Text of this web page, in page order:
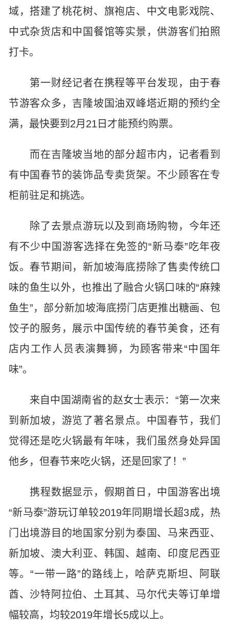
域，搭建了桃花树、旗袍店、中文电影戏院、
中式杂货店和中国餐馆等实景，供游客们拍照
打卡。
第一财经记者在携程等平台发现，由于春
节游客众多，吉隆坡国油双峰塔近期的预约全
满，最快要到2月21日才能预约购票。
而在吉隆坡当地的部分超市内，记者看到
有中国春节的装饰品专卖货架。不少顾客在专
柜前驻足和挑选。
除了去景点游玩以及到商场购物，今年还
有不少中国游客选择在免签的“新马泰”吃年夜
饭。春节期间，新加坡海底捞除了售卖传统口
味的鱼生以外，也推出了融合火锅口味的“麻辣
鱼生”，部分新加坡海底捞门店更推出糖画、包
饺子的服务，展示中国传统的春节美食，还有
店内工作人员表演舞狮，为顾客带来“中国年
味”。
来自中国湖南省的赵女士表示：“第一次来
到新加坡，游览了著名景点。中国春节，我们
觉得还是吃火锅最有年味，我们虽然身处异国
他乡，但春节来吃火锅，还是回家了！”
携程数据显示，假期首日，中国游客出境
“新马泰”游玩订单较2019年同期增长超3成，热
门出境游目的地国家分别为泰国、马来西亚、
新加坡、澳大利亚、韩国、越南、印度尼西亚
等。“一带一路”的路线上，哈萨克斯坦、阿联
酋、沙特阿拉伯、土耳其、马尔代夫等订单增
幅较高，均较2019年增长5成以上。